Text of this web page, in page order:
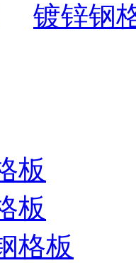
镀锌钢
板
板
格板